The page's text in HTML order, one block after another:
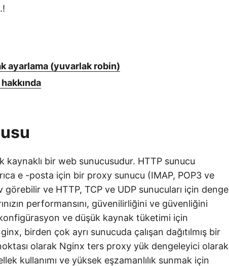
ayarlama (yuvarlak robin)
kaynaklı bir web sunucusudur. HTTP sunucu
e -posta için bir proxy sunucu (IMAP, POP3 ve
ve HTTP, TCP ve UDP sunucuları için denge
performansını, güvenilirliğini ve güvenliğini
ve düşük kaynak tüketimi için
birden çok ayrı sunucuda çalışan dağıtılmış bir
olarak Nginx ters proxy yük dengeleyici olarak
kullanımı ve yüksek eşzamanlılık sunmak için